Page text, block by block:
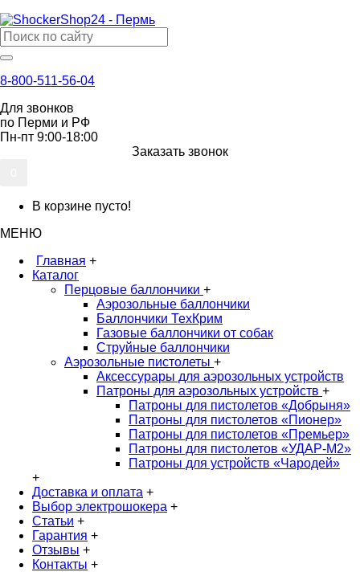
8-800-511-56-04
Для звонков
по Перми и РФ
Пн-пт 9:00-18:00
Заказать звонок
В корзине пусто!
МЕНЮ
Главная +
Каталог
Перцовые баллончики +
Аэрозольные баллончики
Баллончики ТехКрим
Газовые баллончики от собак
Струйные баллончики
Аэрозольные пистолеты +
Аксессурары для аэрозольных устройств
Патроны для аэрозольных устройств +
Патроны для пистолетов «Добрыня»
Патроны для пистолетов «Пионер»
Патроны для пистолетов «Премьер»
Патроны для пистолетов «УДАР-M2»
Патроны для устройств «Чародей»
+
Доставка и оплата +
Выбор электрошокера +
Статьи +
Гарантия +
Отзывы +
Контакты +